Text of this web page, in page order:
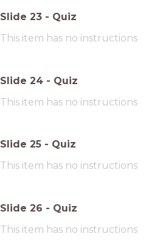
Slide 23 - Quiz
This item has no instructions
Slide 24 - Quiz
This item has no instructions
Slide 25 - Quiz
This item has no instructions
Slide 26 - Quiz
This item has no instructions